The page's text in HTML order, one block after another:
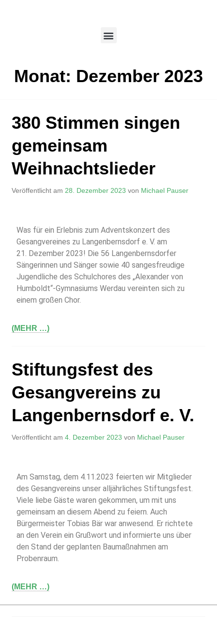
Monat: Dezember 2023
380 Stimmen singen
gemeinsam
Weihnachtslieder
Veröffentlicht am 28. Dezember 2023 von Michael Pauser
Was für ein Erlebnis zum Adventskonzert des
Gesangvereines zu Langenbernsdorf e. V. am
21. Dezember 2023! Die 56 Langenbernsdorfer
Sängerinnen und Sänger sowie 40 sangesfreudige
Jugendliche des Schulchores des „Alexander von
Humboldt“-Gymnasiums Werdau vereinten sich zu
einem großen Chor.
(MEHR …)
Stiftungsfest des
Gesangvereins zu
Langenbernsdorf e. V.
Veröffentlicht am 4. Dezember 2023 von Michael Pauser
Am Samstag, dem 4.11.2023 feierten wir Mitglieder
des Gesangvereins unser alljährliches Stiftungsfest.
Viele liebe Gäste waren gekommen, um mit uns
gemeinsam an diesem Abend zu feiern. Auch
Bürgermeister Tobias Bär war anwesend. Er richtete
an den Verein ein Grußwort und informierte uns über
den Stand der geplanten Baumaßnahmen am
Probenraum.
(MEHR …)